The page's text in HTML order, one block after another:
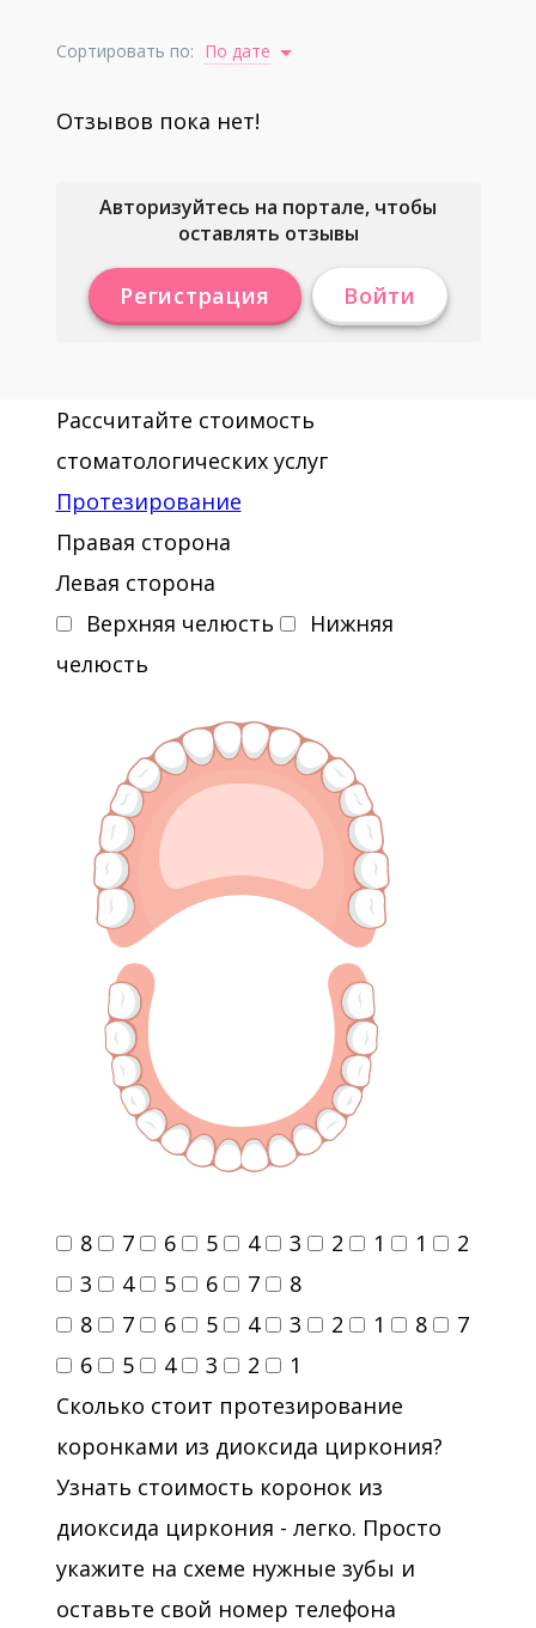
Сортировать по: По дате
Отзывов пока нет!
Авторизуйтесь на портале, чтобы
оставлять отзывы
Регистрация Войти
Рассчитайте стоимость
стоматологических услуг
Протезирование
Правая сторона
Левая сторона
Верхняя челюсть
Нижняя
челюсть
8 7 6 5 4 3 2 1 1
2
3
4 5 6 7
8
8
7 6 5 4 3 2 1 8
7
6
5 4 3 2
1
Сколько стоит протезирование
коронками из диоксида циркония?
Узнать стоимость коронок из
диоксида циркония - легко. Просто
укажите на схеме нужные зубы и
оставьте свой номер телефона